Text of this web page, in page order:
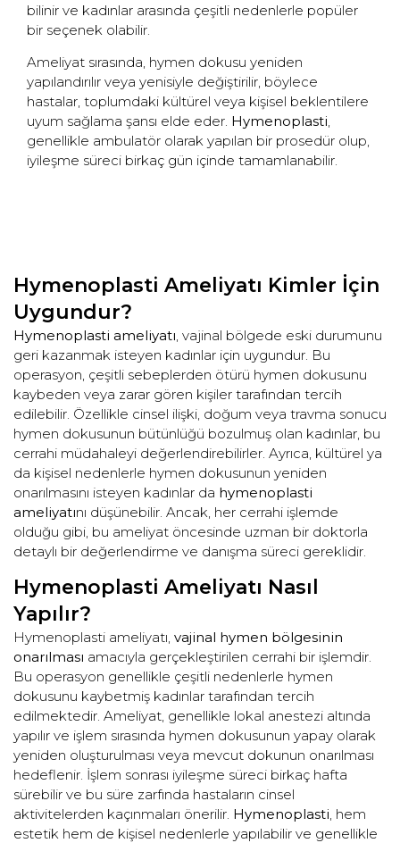
bilinir ve kadınlar arasında çeşitli nedenlerle popüler
bir seçenek olabilir.
Ameliyat sırasında, hymen dokusu yeniden
yapılandırılır veya yenisiyle değiştirilir, böylece
hastalar, toplumdaki kültürel veya kişisel beklentilere
uyum sağlama şansı elde eder. Hymenoplasti,
genellikle ambulatör olarak yapılan bir prosedür olup,
iyileşme süreci birkaç gün içinde tamamlanabilir.
Hymenoplasti Ameliyatı Kimler İçin
Uygundur?
Hymenoplasti ameliyatı , vajinal bölgede eski durumunu
geri kazanmak isteyen kadınlar için uygundur. Bu
operasyon, çeşitli sebeplerden ötürü hymen dokusunu
kaybeden veya zarar gören kişiler tarafından tercih
edilebilir. Özellikle cinsel ilişki, doğum veya travma sonucu
hymen dokusunun bütünlüğü bozulmuş olan kadınlar, bu
cerrahi müdahaleyi değerlendirebilirler. Ayrıca, kültürel ya
da kişisel nedenlerle hymen dokusunun yeniden
onarılmasını isteyen kadınlar da hymenoplasti
ameliyatını düşünebilir. Ancak, her cerrahi işlemde
olduğu gibi, bu ameliyat öncesinde uzman bir doktorla
detaylı bir değerlendirme ve danışma süreci gereklidir.
Hymenoplasti Ameliyatı Nasıl
Yapılır?
Hymenoplasti ameliyatı, vajinal hymen bölgesinin
onarılması amacıyla gerçekleştirilen cerrahi bir işlemdir.
Bu operasyon genellikle çeşitli nedenlerle hymen
dokusunu kaybetmiş kadınlar tarafından tercih
edilmektedir. Ameliyat, genellikle lokal anestezi altında
yapılır ve işlem sırasında hymen dokusunun yapay olarak
yeniden oluşturulması veya mevcut dokunun onarılması
hedeflenir. İşlem sonrası iyileşme süreci birkaç hafta
sürebilir ve bu süre zarfında hastaların cinsel
aktivitelerden kaçınmaları önerilir. Hymenoplasti, hem
estetik hem de kişisel nedenlerle yapılabilir ve genellikle